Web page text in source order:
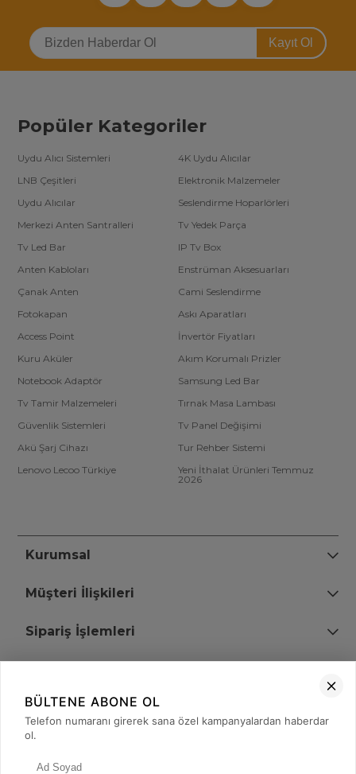
Kayıt Ol
Popüler Kategoriler
Uydu Alıcı Sistemleri
4K Uydu Alıcılar
LNB Çeşitleri
Elektronik Malzemeler
Uydu Alıcılar
Seslendirme Hoparlörleri
Merkezi Anten Santralleri
Tv Yedek Parça
Tv Led Bar
IP Tv Box
Anten Kabloları
Enstrüman Aksesuarları
Çanak Anten
Cami Seslendirme
Fotokapan
Askı Aparatları
Access Point
İnvertör Fiyatları
Kuru Aküler
Akım Korumalı Prizler
Notebook Adaptör
Samsung Led Bar
Tv Tamir Malzemeleri
Tırnak Masa Lambası
Güvenlik Sistemleri
Tv Panel Değişimi
Akü Şarj Cihazı
Tur Rehber Sistemi
Lenovo Lecoo Türkiye
Yeni İthalat Ürünleri Temmuz
2026
Kurumsal
Müşteri İlişkileri
Sipariş İşlemleri
+90 (850) 473 08 08
BÜLTENE ABONE OL
Telefon numaranı girerek sana özel kampanyalardan haberdar
ol.